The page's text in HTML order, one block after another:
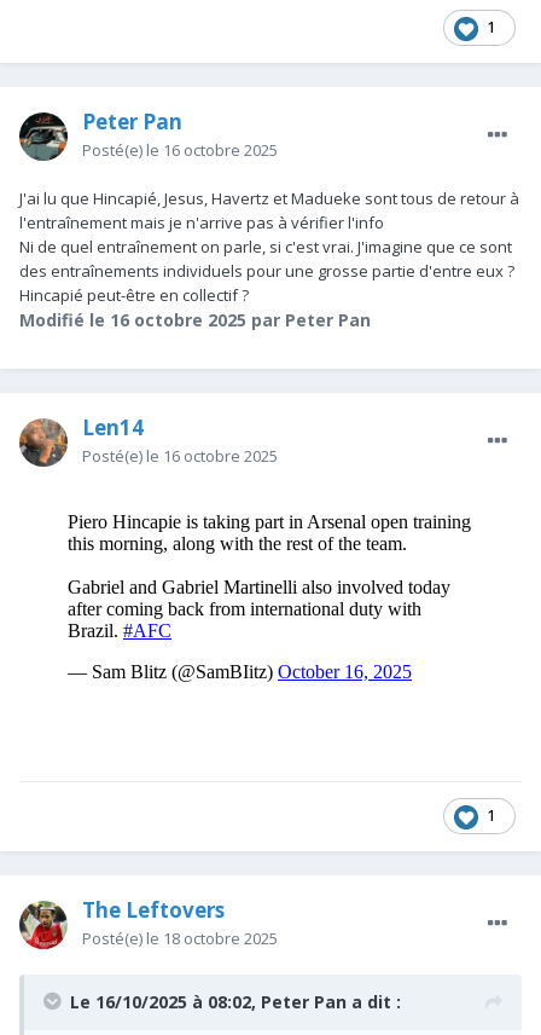
1
Peter Pan
Posté(e) le 16 octobre 2025
J'ai lu que Hincapié, Jesus, Havertz et Madueke sont tous de retour à
l'entraînement mais je n'arrive pas à vérifier l'info
Ni de quel entraînement on parle, si c'est vrai. J'imagine que ce sont
des entraînements individuels pour une grosse partie d'entre eux ?
Hincapié peut-être en collectif ?
Modifié le 16 octobre 2025 par Peter Pan
Len14
Posté(e) le 16 octobre 2025
1
The Leftovers
Posté(e) le 18 octobre 2025
Le 16/10/2025 à 08:02, Peter Pan a dit :